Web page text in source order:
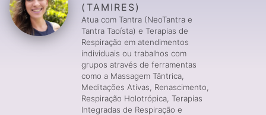
(TAMIRES)
Atua com Tantra (NeoTantra e
Tantra Taoísta) e Terapias de
Respiração em atendimentos
individuais ou trabalhos com
grupos através de ferramentas
como a Massagem Tântrica,
Meditações Ativas, Renascimento,
Respiração Holotrópica, Terapias
Integradas de Respiração e